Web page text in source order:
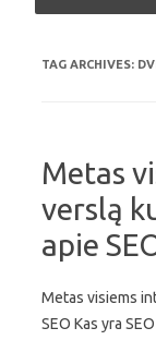
TAG ARCHIVES:
Metas
verslą
apie
Metas visiems
SEO Kas yra